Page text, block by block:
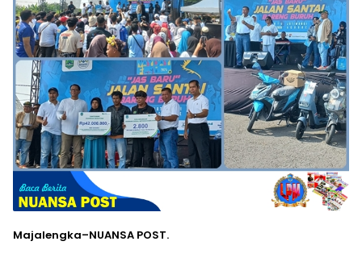
Majalengka–NUANSA POST.